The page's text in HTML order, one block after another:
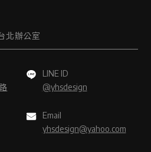
北辦公室
LINE ID
@yhsdesign
Email
yhsdesign@yahoo.com